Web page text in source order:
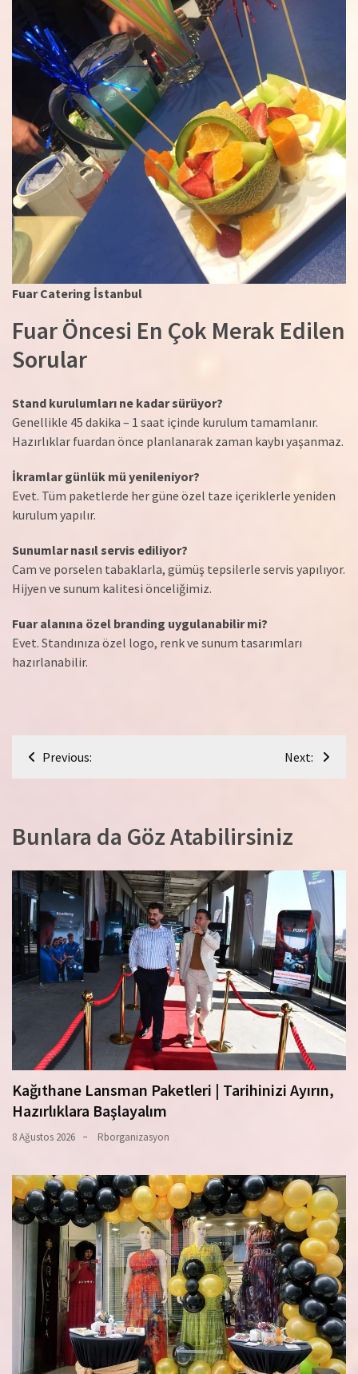
Fuar Catering İstanbul
Fuar Öncesi En Çok Merak Edilen
Sorular
Stand kurulumları ne kadar sürüyor?
Genellikle 45 dakika – 1 saat içinde kurulum tamamlanır.
Hazırlıklar fuardan önce planlanarak zaman kaybı yaşanmaz.
İkramlar günlük mü yenileniyor?
Evet. Tüm paketlerde her güne özel taze içeriklerle yeniden
kurulum yapılır.
Sunumlar nasıl servis ediliyor?
Cam ve porselen tabaklarla, gümüş tepsilerle servis yapılıyor.
Hijyen ve sunum kalitesi önceliğimiz.
Fuar alanına özel branding uygulanabilir mi?
Evet. Standınıza özel logo, renk ve sunum tasarımları
hazırlanabilir.
YazıPrevious: Next:
Bunlara da Göz Atabilirsiniz
Kağıthane Lansman Paketleri | Tarihinizi Ayırın,
Hazırlıklara Başlayalım
8 Ağustos 2026 Rborganizasyon